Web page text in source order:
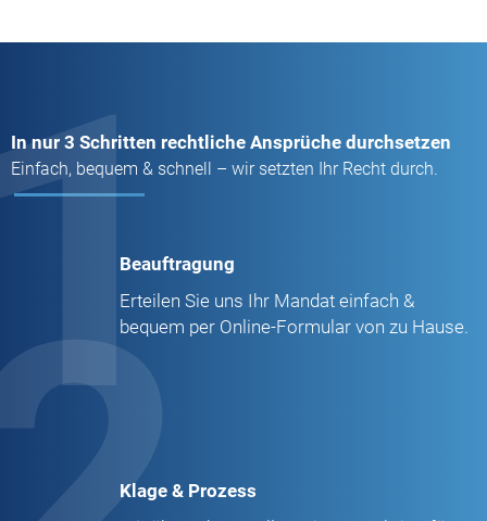
In nur 3 Schritten rechtliche Ansprüche durchsetzen
Einfach, bequem & schnell – wir setzten Ihr Recht durch.
Beauftragung
Erteilen Sie uns Ihr Mandat einfach &
bequem per Online-Formular von zu Hause.
Klage & Prozess